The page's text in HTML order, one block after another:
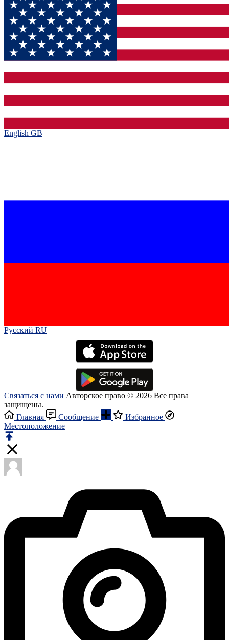
English GB‎
Русский RU‎
Связаться с нами Авторское право © 2026 Все права
защищены.
Главная
Сообщение
Избранное
Местоположение